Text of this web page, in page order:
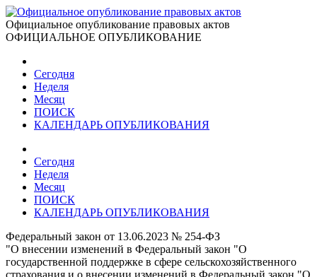
Официальное опубликование правовых актов
ОФИЦИАЛЬНОЕ ОПУБЛИКОВАНИЕ
Сегодня
Неделя
Месяц
ПОИСК
КАЛЕНДАРЬ ОПУБЛИКОВАНИЯ
Сегодня
Неделя
Месяц
ПОИСК
КАЛЕНДАРЬ ОПУБЛИКОВАНИЯ
Федеральный закон от 13.06.2023 № 254-ФЗ
"О внесении изменений в Федеральный закон "О
государственной поддержке в сфере сельскохозяйственного
страхования и о внесении изменений в Федеральный закон "О